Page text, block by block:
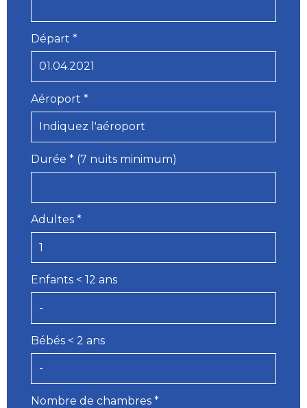
Départ *
Aéroport *
Durée * (7 nuits minimum)
Adultes *
Enfants < 12 ans
Bébés < 2 ans
Nombre de chambres *